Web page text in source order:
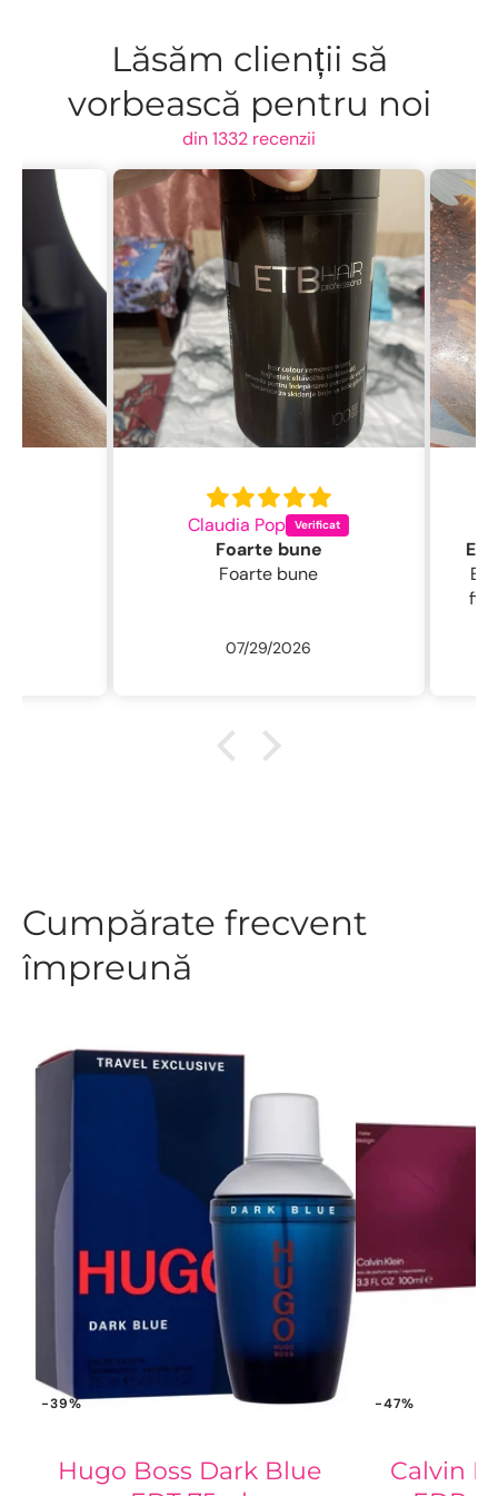
Lăsăm clienții să
vorbească pentru noi
din 1332 recenzii
Claudia Pop
Foarte bune
Foarte bune
07/29/2026
Excelentă
fin ,
Cumpărate frecvent
împreună
-39%
Hugo Boss Dark Blue
-47%
Calvin